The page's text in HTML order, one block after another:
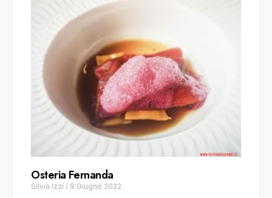
Osteria Fernanda
Silvia Izzi / 9 Giugno 2022